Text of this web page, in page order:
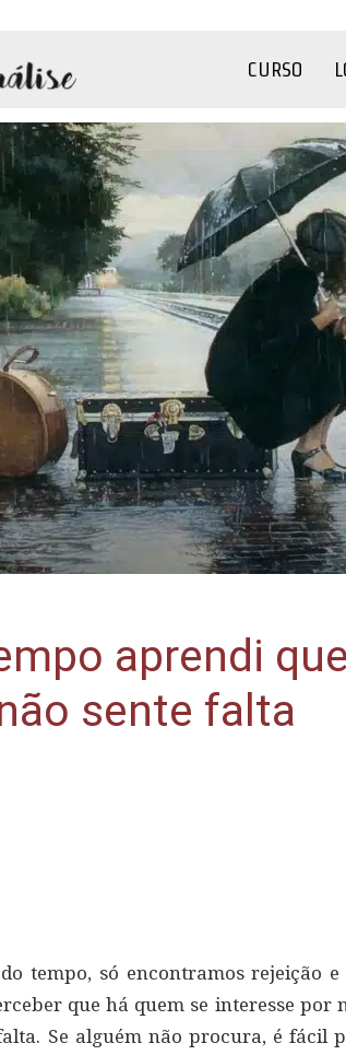
da
Psicanálise
CURSO
aprendi
sente falta
tempo, só encontramos rejeição
que há quem se interesse por
Se alguém não procura, é fácil